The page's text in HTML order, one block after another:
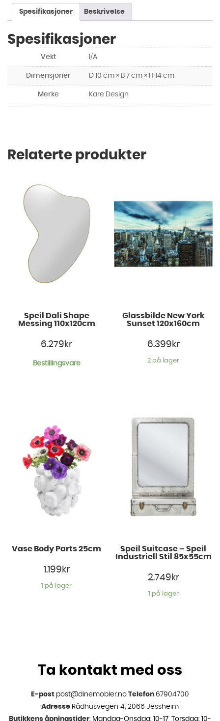
Spesifikasjoner Beskrivelse
Spesifikasjoner
Vekt I/A
Dimensjoner D 10 cm × B 7 cm × H 14 cm
Merke Kare Design
Relaterte produkter
Speil Dali Shape
Messing 110x120cm
6.279 kr
Bestillingsvare
Glassbilde New York
Sunset 120x160cm
6.399 kr
2 på lager
Vase Body Parts 25cm
1.199 kr
1 på lager
Speil Suitcase – Speil
Industriell Stil 85x55cm
2.749 kr
1 på lager
Ta kontakt med oss
E-post post@dinemobler.no Telefon 67904700
Adresse Rådhusvegen 4, 2066 Jessheim
Butikkens åpningstider: Mandag-Onsdag: 10-17 Torsdag: 10-